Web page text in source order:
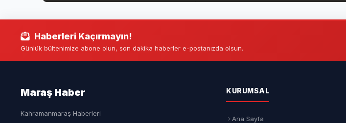
Haberleri Kaçırmayın!
Günlük bültenimize abone olun, son dakika haberler e-postanızda olsun.
Maraş Haber
Kahramanmaraş Haberleri
KURUMSAL
Ana Sayfa